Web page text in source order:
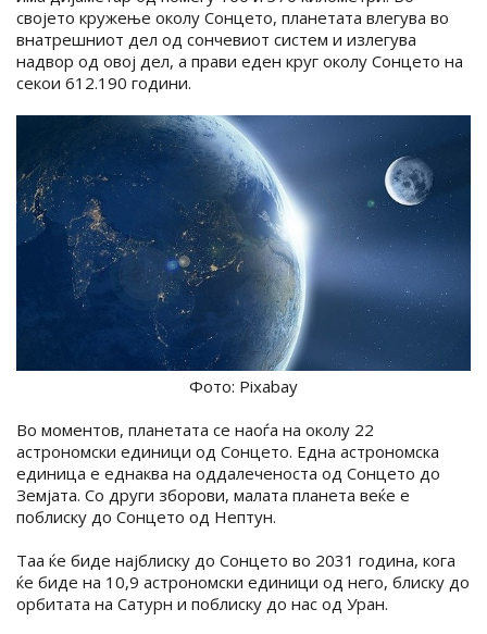
својето кружење околу Сонцето, планетата влегува во
внатрешниот дел од сончевиот систем и излегува
надвор од овој дел, а прави еден круг околу Сонцето на
секои 612.190 години.
Фото: Pixabay
Во моментов, планетата се наоѓа на околу 22
астрономски единици од Сонцето. Една астрономска
единица е еднаква на оддалеченоста од Сонцето до
Земјата. Со други зборови, малата планета веќе е
поблиску до Сонцето од Нептун.
Таа ќе биде најблиску до Сонцето во 2031 година, кога
ќе биде на 10,9 астрономски единици од него, блиску до
орбитата на Сатурн и поблиску до нас од Уран.